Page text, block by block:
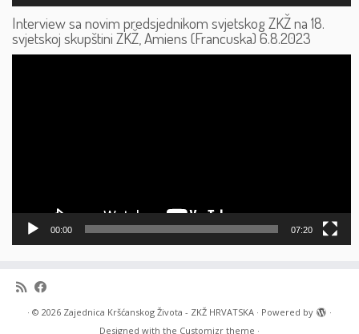
Interview sa novim predsjednikom svjetskog ZKŽ na 18.
svjetskoj skupštini ZKŽ, Amiens (Francuska) 6.8.2023
00:00 07:20
· © 2026 Zajednica Kršćanskog Života - ZKŽ HRVATSKA · Powered by
·
Designed with the Customizr theme ·